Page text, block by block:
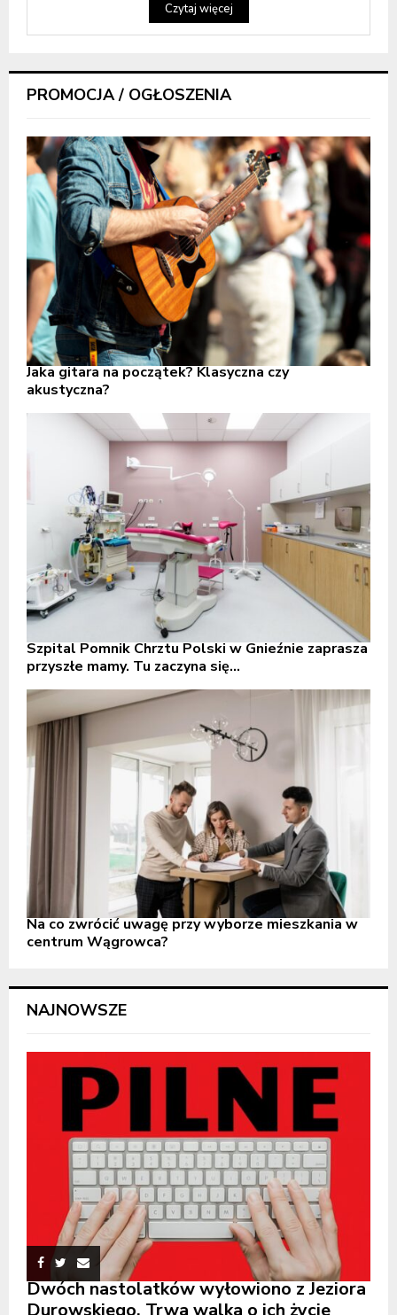
Czytaj więcej
PROMOCJA / OGŁOSZENIA
Jaka gitara na początek? Klasyczna czy
akustyczna?
Szpital Pomnik Chrztu Polski w Gnieźnie zaprasza
przyszłe mamy. Tu zaczyna się...
Na co zwrócić uwagę przy wyborze mieszkania w
centrum Wągrowca?
NAJNOWSZE
Dwóch nastolatków wyłowiono z Jeziora
Durowskiego. Trwa walka o ich życie